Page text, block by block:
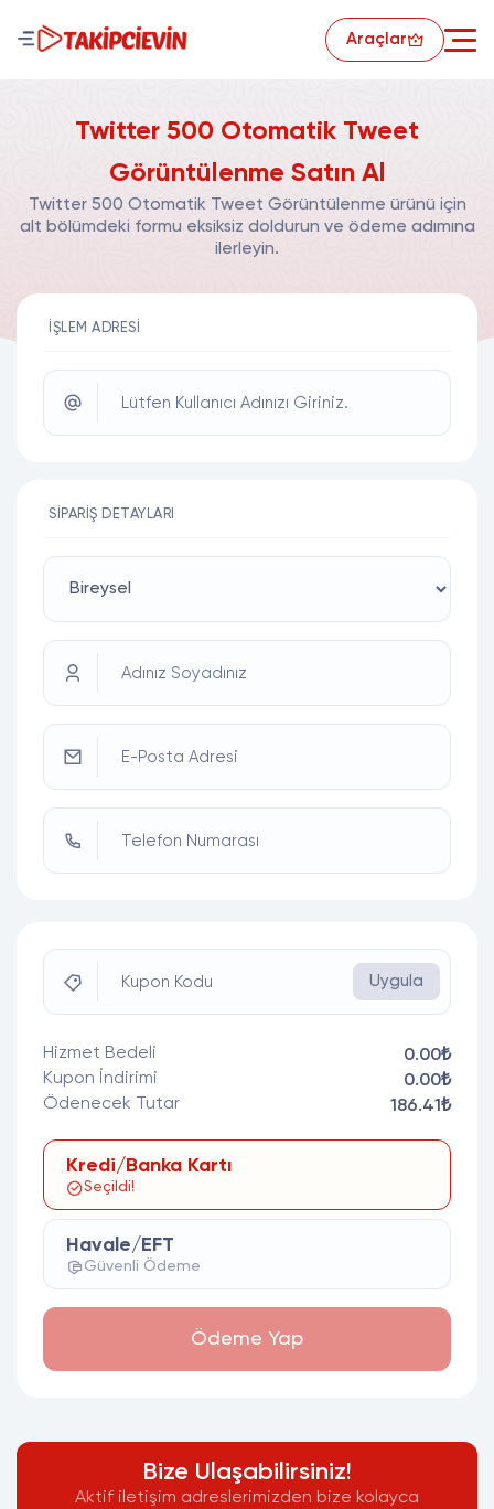
Araçlar
Twitter 500 Otomatik Tweet
Görüntülenme Satın Al
Twitter 500 Otomatik Tweet Görüntülenme ürünü için
alt bölümdeki formu eksiksiz doldurun ve ödeme adımına
ilerleyin.
İŞLEM ADRESI
Lütfen Kullanıcı Adınızı Giriniz.
SIPARIŞ DETAYLARI
Adınız Soyadınız
E-Posta Adresi
Telefon Numarası
Kupon Kodu Uygula
Hizmet Bedeli
0.00₺
Kupon İndirimi
0.00₺
Ödenecek Tutar
186.41₺
Kredi/Banka Kartı
Seçildi!
Havale/EFT
Güvenli Ödeme
Ödeme Yap
Bize Ulaşabilirsiniz!
Aktif iletişim adreslerimizden bize kolayca